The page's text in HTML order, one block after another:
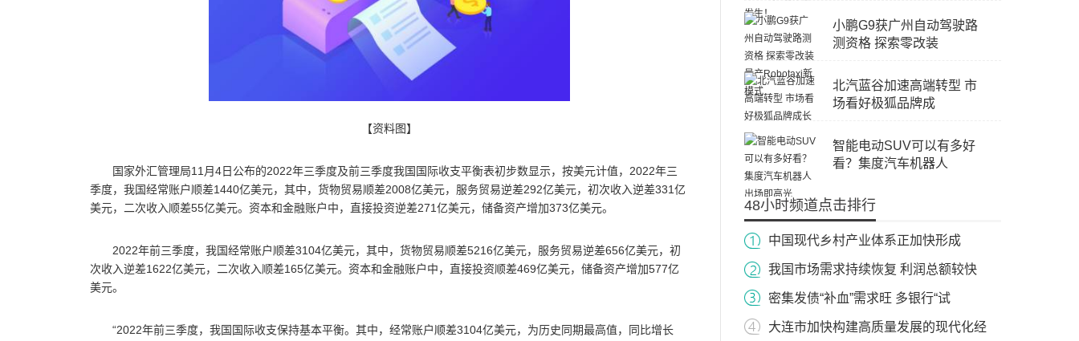
【资料图】
国家外汇管理局11月4日公布的2022年三季度及前三季度我国国际收支平衡表初步数显示，按美元计值，2022年三
季度，我国经常账户顺差1440亿美元，其中，货物贸易顺差2008亿美元，服务贸易逆差292亿美元，初次收入逆差331亿
美元，二次收入顺差55亿美元。资本和金融账户中，直接投资逆差271亿美元，储备资产增加373亿美元。
2022年前三季度，我国经常账户顺差3104亿美元，其中，货物贸易顺差5216亿美元，服务贸易逆差656亿美元，初
次收入逆差1622亿美元，二次收入顺差165亿美元。资本和金融账户中，直接投资顺差469亿美元，储备资产增加577亿
美元。
“2022年前三季度，我国国际收支保持基本平衡。其中，经常账户顺差3104亿美元，为历史同期最高值，同比增长
小鹏G9获广州自动驾驶路
测资格 探索零改装
北汽蓝谷加速高端转型 市
场看好极狐品牌成
智能电动SUV可以有多好
看？集度汽车机器人
48小时频道点击排行
中国现代乡村产业体系正加快形成
我国市场需求持续恢复 利润总额较快
密集发债“补血”需求旺 多银行“试
大连市加快构建高质量发展的现代化经